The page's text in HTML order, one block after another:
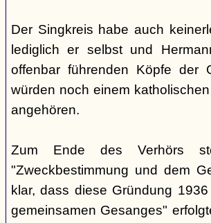
Der Singkreis habe auch
lediglich er selbst und
offenbar führenden Köpfe
würden noch einem
angehören.
Zum Ende des Verhörs
"Zweckbestimmung und dem
klar, dass diese Gründung
gemeinsamen Gesanges"